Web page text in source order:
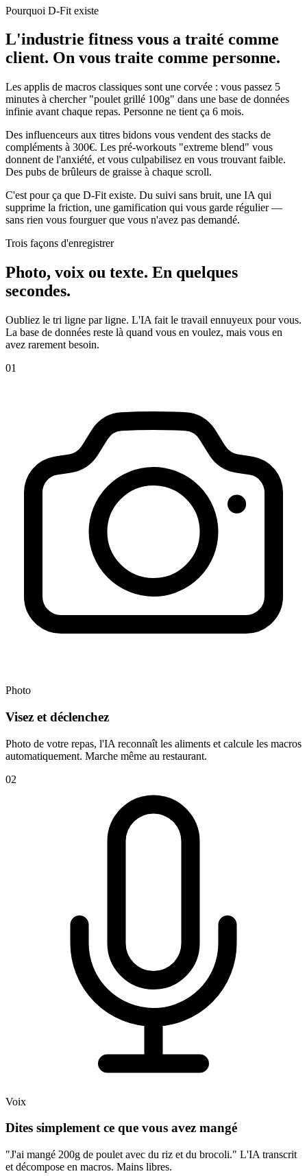
Pourquoi D-Fit existe
L'industrie fitness vous a traité comme
client. On vous traite comme personne.
Les applis de macros classiques sont une corvée : vous passez 5
minutes à chercher "poulet grillé 100g" dans une base de données
infinie avant chaque repas. Personne ne tient ça 6 mois.
Des influenceurs aux titres bidons vous vendent des stacks de
compléments à 300€. Les pré-workouts "extreme blend" vous
donnent de l'anxiété, et vous culpabilisez en vous trouvant faible.
Des pubs de brûleurs de graisse à chaque scroll.
C'est pour ça que D-Fit existe. Du suivi sans bruit, une IA qui
supprime la friction, une gamification qui vous garde régulier —
sans rien vous fourguer que vous n'avez pas demandé.
Trois façons d'enregistrer
Photo, voix ou texte. En quelques
secondes.
Oubliez le tri ligne par ligne. L'IA fait le travail ennuyeux pour vous.
La base de données reste là quand vous en voulez, mais vous en
avez rarement besoin.
01
Photo
Visez et déclenchez
Photo de votre repas, l'IA reconnaît les aliments et calcule les macros
automatiquement. Marche même au restaurant.
02
Voix
Dites simplement ce que vous avez mangé
"J'ai mangé 200g de poulet avec du riz et du brocoli." L'IA transcrit
et décompose en macros. Mains libres.